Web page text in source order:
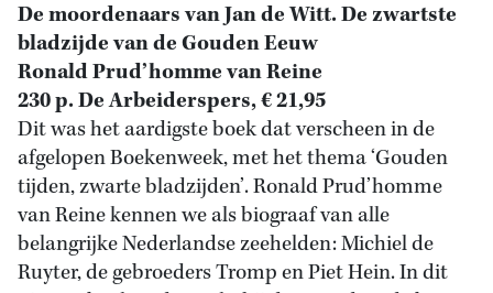
Zoek
De moordenaars van Jan de Witt. De zwartste
bladzijde van de Gouden Eeuw
Ronald Prud’homme van Reine
230 p. De Arbeiderspers, € 21,95
Dit was het aardigste boek dat verscheen in de
afgelopen Boekenweek, met het thema ‘Gouden
tijden, zwarte bladzijden’. Ronald Prud’homme
van Reine kennen we als biograaf van alle
belangrijke Nederlandse zeehelden: Michiel de
Ruyter, de gebroeders Tromp en Piet Hein. In dit